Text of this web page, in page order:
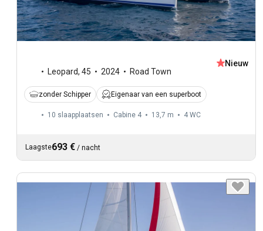
Leopard, 45 2024 Road Town
Nieuw
zonder Schipper Eigenaar van een superboot
10 slaapplaatsen Cabine 4 13,7 m 4 WC
Laagste693 € / nacht